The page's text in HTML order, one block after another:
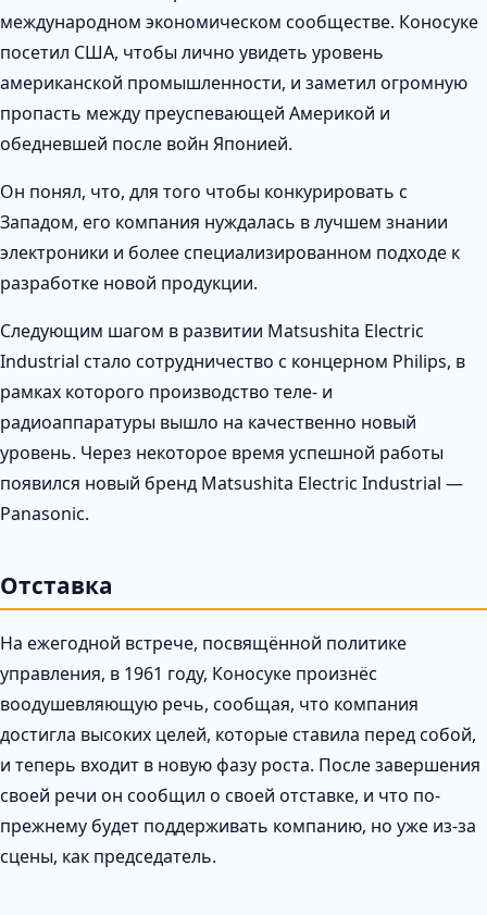
международном экономическом сообществе. Коносуке
посетил США, чтобы лично увидеть уровень
американской промышленности, и заметил огромную
пропасть между преуспевающей Америкой и
обедневшей после войн Японией.
Он понял, что, для того чтобы конкурировать с
Западом, его компания нуждалась в лучшем знании
электроники и более специализированном подходе к
разработке новой продукции.
Следующим шагом в развитии Matsushita Electric
Industrial стало сотрудничество с концерном Philips, в
рамках которого производство теле- и
радиоаппаратуры вышло на качественно новый
уровень. Через некоторое время успешной работы
появился новый бренд Matsushita Electric Industrial —
Panasonic.
Отставка
На ежегодной встрече, посвящённой политике
управления, в 1961 году, Коносуке произнёс
воодушевляющую речь, сообщая, что компания
достигла высоких целей, которые ставила перед собой,
и теперь входит в новую фазу роста. После завершения
своей речи он сообщил о своей отставке, и что по-
прежнему будет поддерживать компанию, но уже из-за
сцены, как председатель.